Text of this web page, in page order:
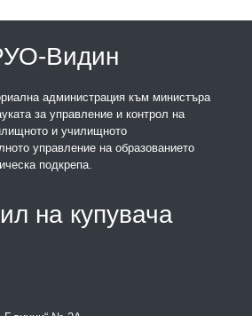
Видин
администрация към министъра
за управление и контрол на
и училищното
управление на образованието
подкрепа.
на купувача